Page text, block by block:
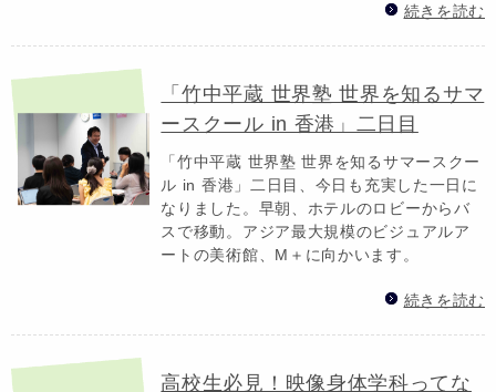
続きを読む
「竹中平蔵 世界塾 世界を知るサマ
ースクール in 香港」二日目
「竹中平蔵 世界塾 世界を知るサマースクー
ル in 香港」二日目、今日も充実した一日に
なりました。早朝、ホテルのロビーからバ
スで移動。アジア最大規模のビジュアルア
ートの美術館、M＋に向かいます。
続きを読む
高校生必見！映像身体学科ってな